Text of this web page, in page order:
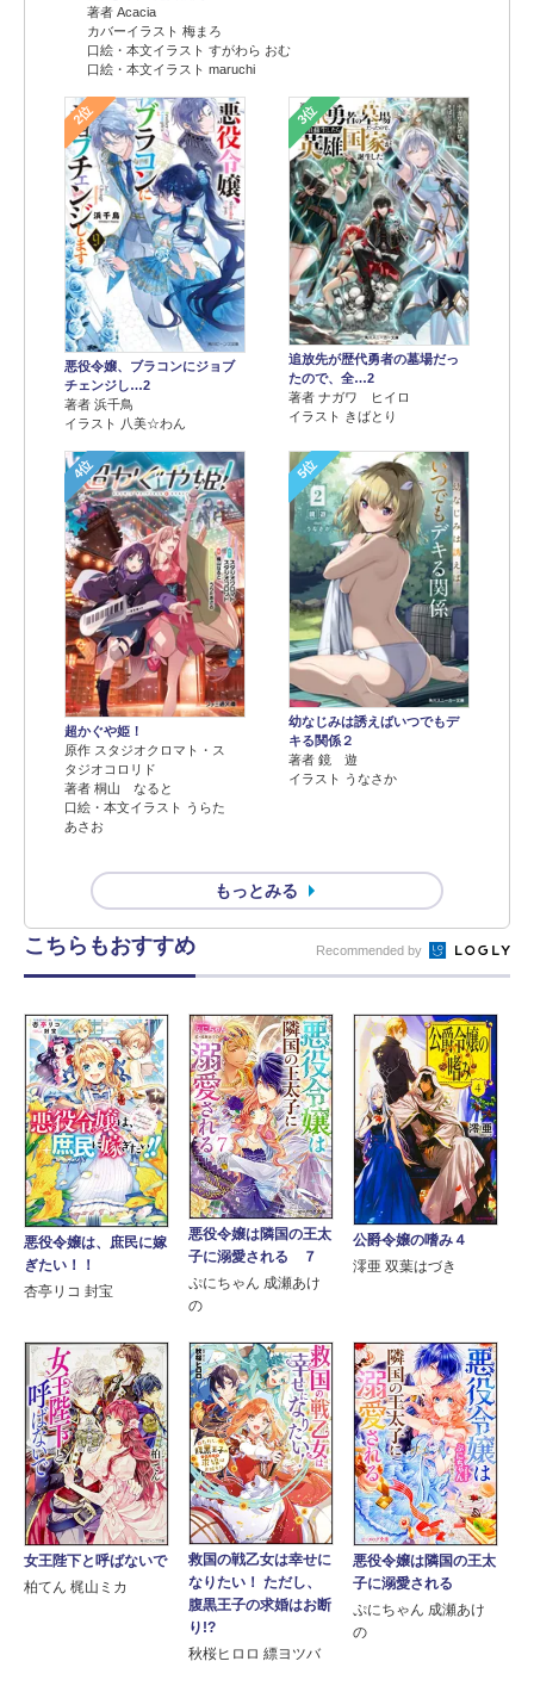
著者 Acacia
カバーイラスト 梅まろ
口絵・本文イラスト すがわら おむ
口絵・本文イラスト maruchi
2位
悪役令嬢、ブラコンにジョブ
チェンジし…2
著者 浜千鳥
イラスト 八美☆わん
3位
追放先が歴代勇者の墓場だっ
たので、全…2
著者 ナガワ ヒイロ
イラスト きばとり
4位
超かぐや姫！
原作 スタジオクロマト・ス
タジオコロリド
著者 桐山 なると
口絵・本文イラスト うらた
あさお
5位
幼なじみは誘えばいつでもデ
キる関係２
著者 鏡 遊
イラスト うなさか
もっとみる
こちらもおすすめ Recommended by
悪役令嬢は、庶民に嫁
ぎたい！！
杏亭リコ 封宝
悪役令嬢は隣国の王太
子に溺愛される ７
ぷにちゃん 成瀬あけ
の
公爵令嬢の嗜み４
澪亜 双葉はづき
女王陛下と呼ばないで
柏てん 梶山ミカ
救国の戦乙女は幸せに
なりたい！ ただし、
腹黒王子の求婚はお断
り!?
秋桜ヒロロ 縹ヨツバ
悪役令嬢は隣国の王太
子に溺愛される
ぷにちゃん 成瀬あけ
の